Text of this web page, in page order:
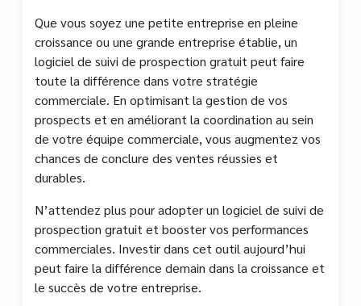
Que vous soyez une petite entreprise en pleine
croissance ou une grande entreprise établie, un
logiciel de suivi de prospection gratuit peut faire
toute la différence dans votre stratégie
commerciale. En optimisant la gestion de vos
prospects et en améliorant la coordination au sein
de votre équipe commerciale, vous augmentez vos
chances de conclure des ventes réussies et
durables.
N’attendez plus pour adopter un logiciel de suivi de
prospection gratuit et booster vos performances
commerciales. Investir dans cet outil aujourd’hui
peut faire la différence demain dans la croissance et
le succès de votre entreprise.